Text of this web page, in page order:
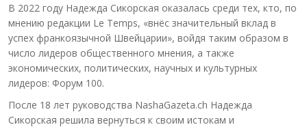
В 2022 году Надежда Сикорская оказалась среди тех, кто, по
мнению редакции Le Temps, «внёс значительный вклад в
успех франкоязычной Швейцарии», войдя таким образом в
число лидеров общественного мнения, а также
экономических, политических, научных и культурных
лидеров: Форум 100.
После 18 лет руководства NashaGazeta.ch Надежда
Сикорская решила вернуться к своим истокам и